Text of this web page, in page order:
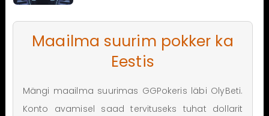
Maailma suurim pokker ka
Eestis
Mängi maailma suurimas GGPokeris läbi OlyBeti.
Konto avamisel saad tervituseks tuhat dollarit